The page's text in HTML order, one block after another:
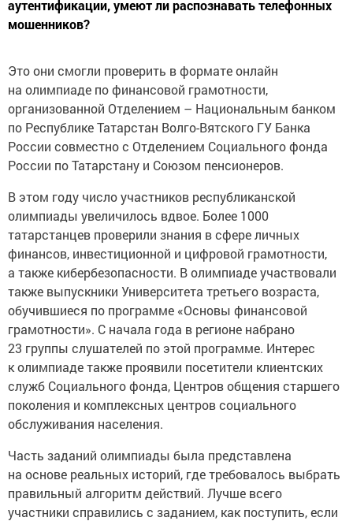
аутентификации, умеют ли распознавать телефонных
мошенников?
Это они смогли проверить в формате онлайн
на олимпиаде по финансовой грамотности,
организованной Отделением – Национальным банком
по Республике Татарстан Волго-Вятского ГУ Банка
России совместно с Отделением Социального фонда
России по Татарстану и Союзом пенсионеров.
В этом году число участников республиканской
олимпиады увеличилось вдвое. Более 1000
татарстанцев проверили знания в сфере личных
финансов, инвестиционной и цифровой грамотности,
а также кибербезопасности. В олимпиаде участвовали
также выпускники Университета третьего возраста,
обучившиеся по программе «Основы финансовой
грамотности». С начала года в регионе набрано
23 группы слушателей по этой программе. Интерес
к олимпиаде также проявили посетители клиентских
служб Социального фонда, Центров общения старшего
поколения и комплексных центров социального
обслуживания населения.
Часть заданий олимпиады была представлена
на основе реальных историй, где требовалось выбрать
правильный алгоритм действий. Лучше всего
участники справились с заданием, как поступить, если